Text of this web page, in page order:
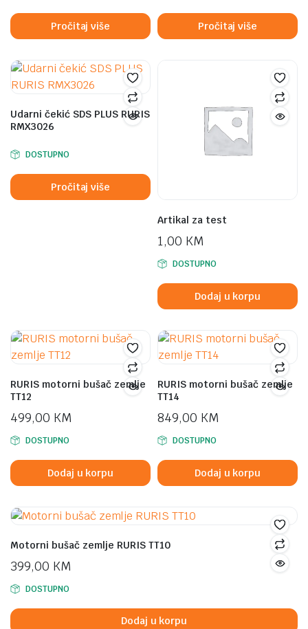
Pročitaj više Pročitaj više
Udarni čekić SDS PLUS RURIS
RMX3026
DOSTUPNO
Pročitaj više
Artikal za test
1,00 KM
DOSTUPNO
Dodaj u korpu
RURIS motorni bušač zemlje
TT12
499,00 KM
DOSTUPNO
Dodaj u korpu
RURIS motorni bušač zemlje
TT14
849,00 KM
DOSTUPNO
Dodaj u korpu
Motorni bušač zemlje RURIS TT10
399,00 KM
DOSTUPNO
Dodaj u korpu